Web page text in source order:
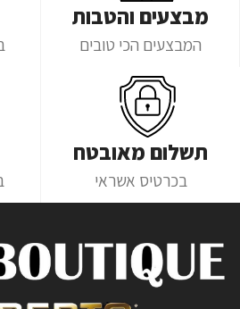
מבצעים והטבות
המבצעים הכי טובים
תשלום מאובטח
בכרטיס אשראי